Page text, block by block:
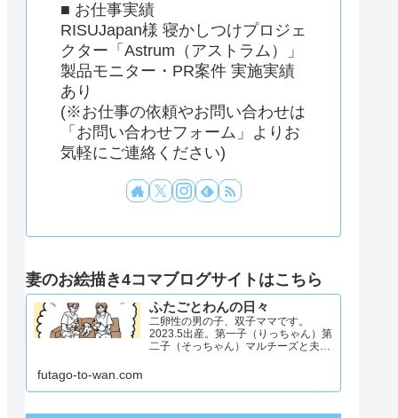
■ お仕事実績
RISUJapan様 寝かしつけプロジェ
クター「Astrum（アストラム）」
製品モニター・PR案件 実施実績
あり
(※お仕事の依頼やお問い合わせは
「お問い合わせフォーム」よりお
気軽にご連絡ください)
妻のお絵描き4コマブログサイトはこちら
ふたごとわんの日々
二卵性の男の子、双子ママです。
2023.5出産。第一子（りっちゃん）第
二子（そっちゃん）マルチーズと夫と
#イラスト日記
futago-to-wan.com